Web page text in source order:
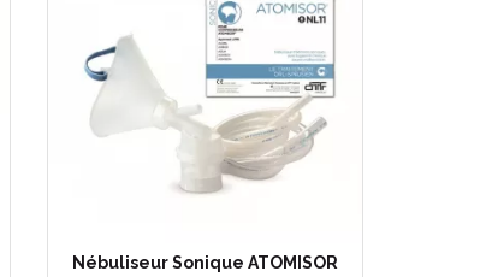
Nébuliseur Sonique ATOMISOR